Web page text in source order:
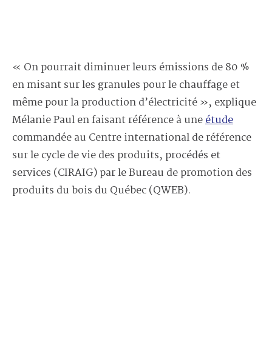
« On pourrait diminuer leurs émissions de 80 %
en misant sur les granules pour le chauffage et
même pour la production d’électricité », explique
Mélanie Paul en faisant référence à uneétude
commandée au Centre international de référence
sur le cycle de vie des produits, procédés et
services (CIRAIG) par le Bureau de promotion des
produits du bois du Québec (QWEB).